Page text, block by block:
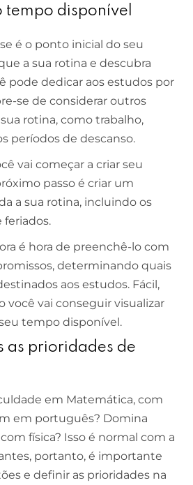
tempo disponível
é o ponto inicial do seu
a sua rotina e descubra
pode dedicar aos estudos por
se de considerar outros
rotina, como trabalho,
períodos de descanso.
vai começar a criar seu
passo é criar um
a sua rotina, incluindo os
feriados.
é hora de preenchê-lo com
determinando quais
aos estudos. Fácil,
você vai conseguir visualizar
tempo disponível.
as prioridades de
em Matemática, com
em português? Domina
física? Isso é normal com a
portanto, é importante
e definir as prioridades na